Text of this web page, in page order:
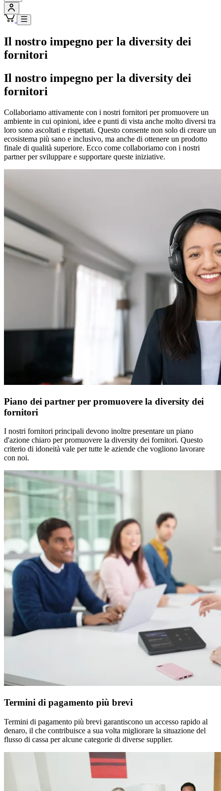
Il nostro impegno per la diversity dei
fornitori
Il nostro impegno per la diversity dei
fornitori
Collaboriamo attivamente con i nostri fornitori per promuovere un
ambiente in cui opinioni, idee e punti di vista anche molto diversi tra
loro sono ascoltati e rispettati. Questo consente non solo di creare un
ecosistema più sano e inclusivo, ma anche di ottenere un prodotto
finale di qualità superiore. Ecco come collaboriamo con i nostri
partner per sviluppare e supportare queste iniziative.
Piano dei partner per promuovere la diversity dei
fornitori
I nostri fornitori principali devono inoltre presentare un piano
d'azione chiaro per promuovere la diversity dei fornitori. Questo
criterio di idoneità vale per tutte le aziende che vogliono lavorare
con noi.
Termini di pagamento più brevi
Termini di pagamento più brevi garantiscono un accesso rapido al
denaro, il che contribuisce a sua volta migliorare la situazione del
flusso di cassa per alcune categorie di diverse supplier.